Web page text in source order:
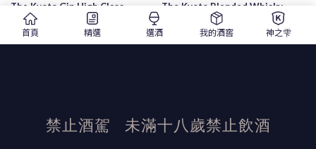
The Kyoto Gin High Class
京都撫子高級琴酒
700ml |琴酒
The Kyoto Blended Whisky
京都威士忌 西陣織赤帶
700ml |調和威士忌
首頁 精選 選酒 我的酒窖 神之雫
禁止酒駕 未滿十八歲禁止飲酒